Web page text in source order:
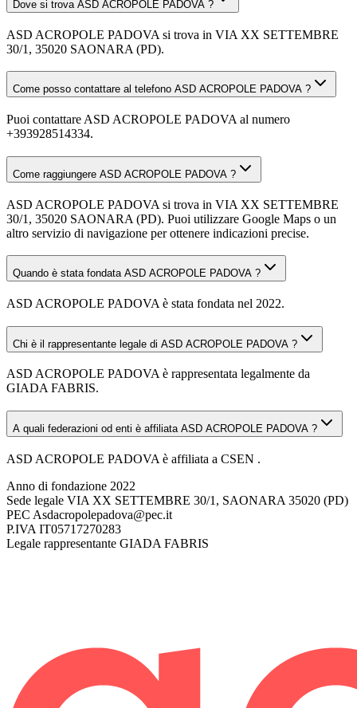
Dove si trova ASD ACROPOLE PADOVA ?
ASD ACROPOLE PADOVA si trova in VIA XX SETTEMBRE
30/1, 35020 SAONARA (PD).
Come posso contattare al telefono ASD ACROPOLE PADOVA ?
Puoi contattare ASD ACROPOLE PADOVA al numero
+393928514334.
Come raggiungere ASD ACROPOLE PADOVA ?
ASD ACROPOLE PADOVA si trova in VIA XX SETTEMBRE
30/1, 35020 SAONARA (PD). Puoi utilizzare Google Maps o un
altro servizio di navigazione per ottenere indicazioni precise.
Quando è stata fondata ASD ACROPOLE PADOVA ?
ASD ACROPOLE PADOVA è stata fondata nel 2022.
Chi è il rappresentante legale di ASD ACROPOLE PADOVA ?
ASD ACROPOLE PADOVA è rappresentata legalmente da
GIADA FABRIS.
A quali federazioni od enti è affiliata ASD ACROPOLE PADOVA ?
ASD ACROPOLE PADOVA è affiliata a CSEN .
Anno di fondazione 2022
Sede legale VIA XX SETTEMBRE 30/1, SAONARA 35020 (PD)
PEC Asdacropolepadova@pec.it
P.IVA IT05717270283
Legale rappresentante GIADA FABRIS